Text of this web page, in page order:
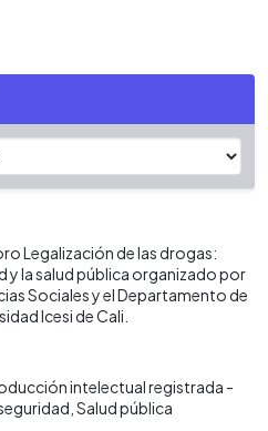
Legalización de las drogas:
y la salud pública organizado por
Sociales y el Departamento de
Icesi de Cali.
intelectual registrada -
Salud pública